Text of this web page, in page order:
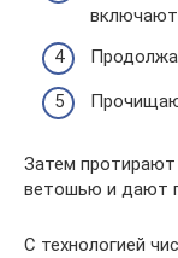
включают
Затем протирают
ветошью и дают
С технологией